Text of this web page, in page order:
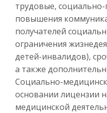
трудовые, социально-
повышения
получателей
ограничения
детей-инвалидов),
а также
Социально-
основании лицензии
медицинской